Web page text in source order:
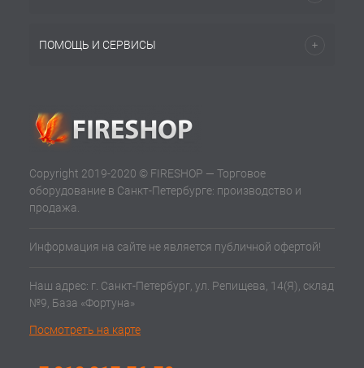
ПОМОЩЬ И СЕРВИСЫ
Copyright 2019-2020 © FIRESHOP — Торговое
оборудование в Санкт-Петербурге: производство и
продажа.
Информация на сайте не является публичной офертой!
Наш адрес: г. Санкт-Петербург, ул. Репищева, 14(Я), склад
№9, База «Фортуна»
Посмотреть на карте